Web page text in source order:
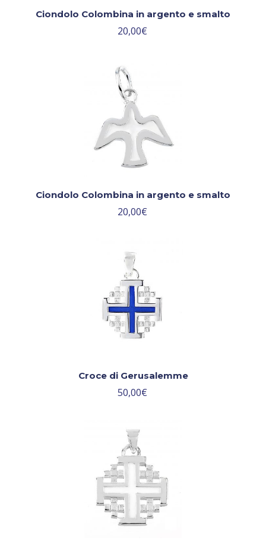
Ciondolo Colombina in argento e smalto
20,00€
Ciondolo Colombina in argento e smalto
20,00€
Croce di Gerusalemme
50,00€